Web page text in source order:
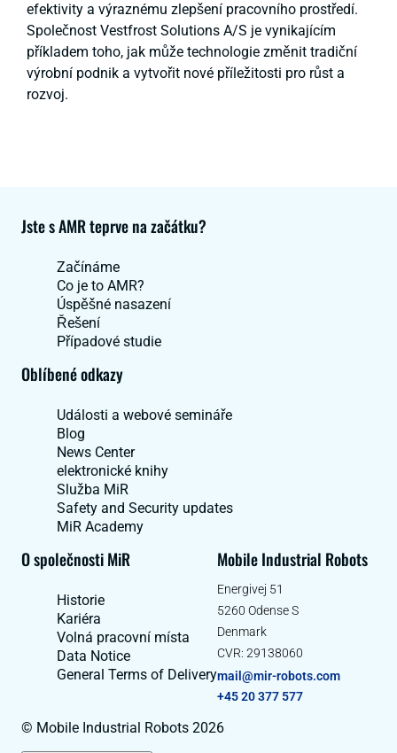
efektivity a výraznému zlepšení pracovního prostředí.
Společnost Vestfrost Solutions A/S je vynikajícím
příkladem toho, jak může technologie změnit tradiční
výrobní podnik a vytvořit nové příležitosti pro růst a
rozvoj.
Jste s AMR teprve na začátku?
Začínáme
Co je to AMR?
Úspěšné nasazení
Řešení
Případové studie
Oblíbené odkazy
Události a webové semináře
Blog
News Center
elektronické knihy
Služba MiR
Safety and Security updates
MiR Academy
O společnosti MiR
Historie
Kariéra
Volná pracovní místa
Data Notice
General Terms of Delivery
Mobile Industrial Robots
Energivej 51
5260 Odense S
Denmark
CVR: 29138060
mail@mir-robots.com
+45 20 377 577
© Mobile Industrial Robots 2026